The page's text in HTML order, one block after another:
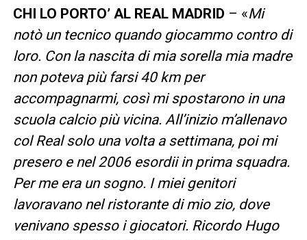
CHI LO PORTO’ AL REAL MADRID – «Mi
notò un tecnico quando giocammo contro di
loro. Con la nascita di mia sorella mia madre
non poteva più farsi 40 km per
accompagnarmi, così mi spostarono in una
scuola calcio più vicina. All’inizio m’allenavo
col Real solo una volta a settimana, poi mi
presero e nel 2006 esordii in prima squadra.
Per me era un sogno. I miei genitori
lavoravano nel ristorante di mio zio, dove
venivano spesso i giocatori. Ricordo Hugo